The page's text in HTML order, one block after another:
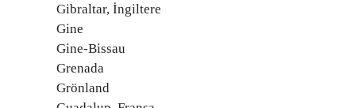
Gibraltar, İngiltere
Gine
Gine-Bissau
Grenada
Grönland